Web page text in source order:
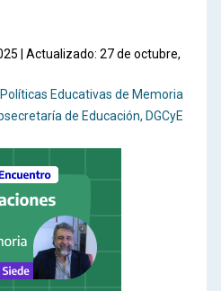
| Actualizado: 27 de octubre,
Educativas de Memoria
de Educación, DGCyE